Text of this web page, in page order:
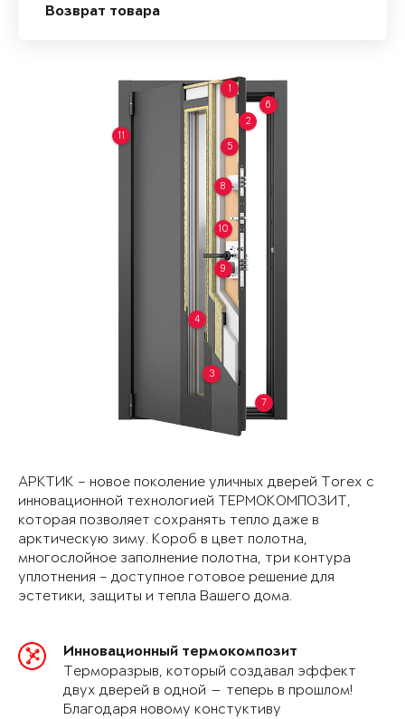
Возврат товара
1
2
3
4
5
6
7
8
9
10
11
АРКТИК – новое поколение уличных дверей Torex с
инновационной технологией ТЕРМОКОМПОЗИТ,
которая позволяет сохранять тепло даже в
арктическую зиму. Короб в цвет полотна,
многослойное заполнение полотна, три контура
уплотнения – доступное готовое решение для
эстетики, защиты и тепла Вашего дома.
Инновационный термокомпозит
Терморазрыв, который создавал эффект
двух дверей в одной — теперь в прошлом!
Благодаря новому констуктиву